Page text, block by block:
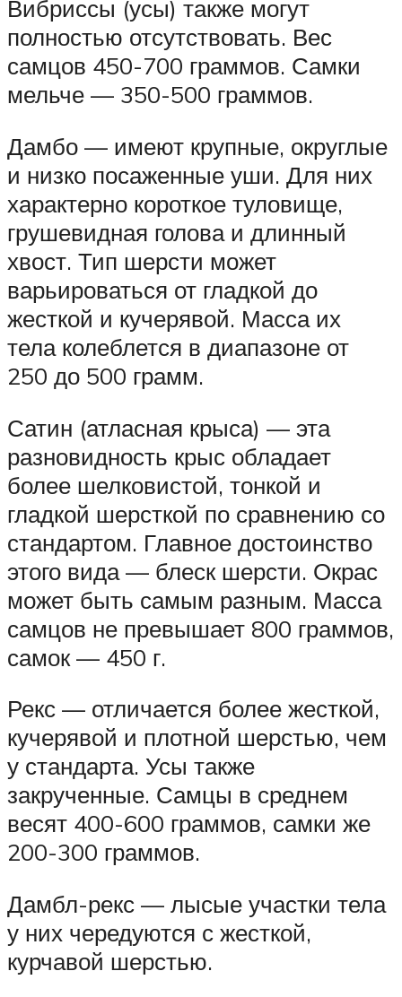
Вибриссы (усы) также могут
полностью отсутствовать. Вес
самцов 450-700 граммов. Самки
мельче — 350-500 граммов.
Дамбо — имеют крупные, округлые
и низко посаженные уши. Для них
характерно короткое туловище,
грушевидная голова и длинный
хвост. Тип шерсти может
варьироваться от гладкой до
жесткой и кучерявой. Масса их
тела колеблется в диапазоне от
250 до 500 грамм.
Сатин (атласная крыса) — эта
разновидность крыс обладает
более шелковистой, тонкой и
гладкой шерсткой по сравнению со
стандартом. Главное достоинство
этого вида — блеск шерсти. Окрас
может быть самым разным. Масса
самцов не превышает 800 граммов,
самок — 450 г.
Рекс — отличается более жесткой,
кучерявой и плотной шерстью, чем
у стандарта. Усы также
закрученные. Самцы в среднем
весят 400-600 граммов, самки же
200-300 граммов.
Дамбл-рекс — лысые участки тела
у них чередуются с жесткой,
курчавой шерстью.